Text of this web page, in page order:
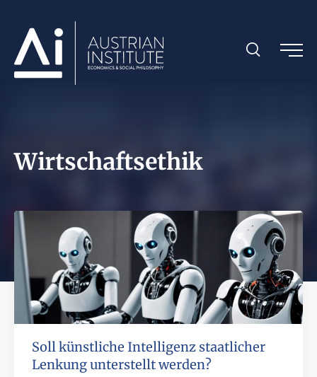
Wirtschaftsethik
Soll künstliche Intelligenz staatlicher
Lenkung unterstellt werden?